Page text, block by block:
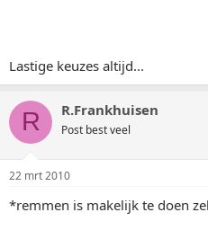
Lastige keuzes altijd...
R R.Frankhuisen
Post best veel
22 mrt 2010
*remmen is makelijk te doen